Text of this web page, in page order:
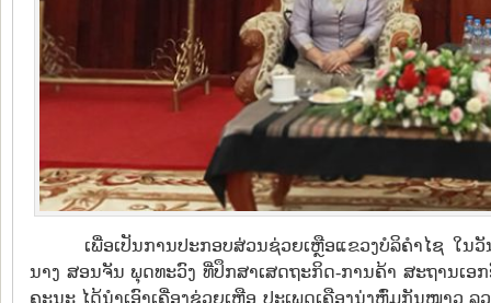
ເພື່ອເປັນການປະກອບສ່ວນຊ່ວຍເຫຼືອແຂວງບໍລິຄຳໄຊ ໃນ
ນາງ ສອນຈັນ ພຸດທະວົງ ທີ່ປຶກສາເສດຖະກິດ-ການຄ້າ ສະຖານເ
ຄະນະ ໄດ້ນໍາເອົາເຄື່ອງຊ່ວຍເຫຼືອ ປະເພດເຄືອງນຸ່ງຫົ່ມກັນໜາວ